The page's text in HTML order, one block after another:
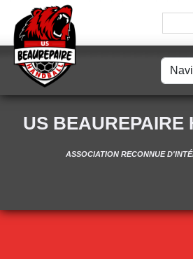
US
ASSOCIATION RECONNUE
Panneau de gestion des cookies